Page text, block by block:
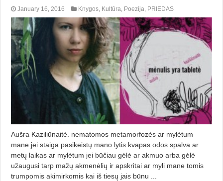
January 16, 2016 Knygos, Kultūra, Poezija, PRIEDAS
Aušra Kaziliūnaitė. nematomos metamorfozės ar mylėtum
mane jei staiga pasikeistų mano lytis kvapas odos spalva ar
metų laikas ar mylėtum jei būčiau gėlė ar akmuo arba gėlė
užaugusi tarp mažų akmenėlių ir apskritai ar myli mane tomis
trumpomis akimirkomis kai iš tiesų jais būnu ...